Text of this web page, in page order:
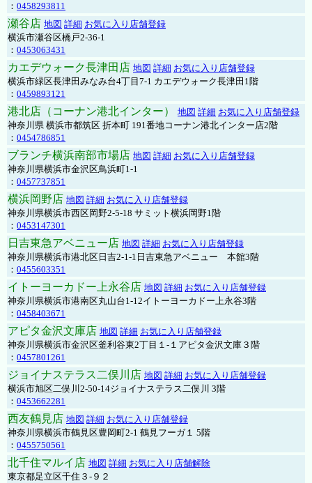
： 0458293811
瀬谷店 地図 詳細 お気に入り店舗登録
横浜市瀬谷区橋戸2-36-1
： 0453063431
カエデウォーク長津田店 地図 詳細 お気に入り店舗登録
横浜市緑区長津田みなみ台4丁目7-1 カエデウォーク長津田1階
： 0459893121
港北店（コーナン港北インター） 地図 詳細 お気に入り店舗登録
神奈川県 横浜市都筑区 折本町 191番地コーナン港北インター店2階
： 0454786851
ブランチ横浜南部市場店 地図 詳細 お気に入り店舗登録
神奈川県横浜市金沢区鳥浜町1-1
： 0457737851
横浜岡野店 地図 詳細 お気に入り店舗登録
神奈川県横浜市西区岡野2-5-18 サミット横浜岡野1階
： 0453147301
日吉東急アベニュー店 地図 詳細 お気に入り店舗登録
神奈川県横浜市港北区日吉2-1-1日吉東急アベニュー 本館3階
： 0455603351
イトーヨーカドー上永谷店 地図 詳細 お気に入り店舗登録
神奈川県横浜市港南区丸山台1-12イトーヨーカドー上永谷3階
： 0458403671
アピタ金沢文庫店 地図 詳細 お気に入り店舗登録
神奈川県横浜市金沢区釜利谷東2丁目１-１アピタ金沢文庫３階
： 0457801261
ジョイナステラス二俣川店 地図 詳細 お気に入り店舗登録
横浜市旭区二俣川2-50-14ジョイナステラス二俣川 3階
： 0453662281
西友鶴見店 地図 詳細 お気に入り店舗登録
神奈川県横浜市鶴見区豊岡町2-1 鶴見フーガ１ 5階
： 0455750561
北千住マルイ店 地図 詳細 お気に入り店舗解除
東京都足立区千住３-９２